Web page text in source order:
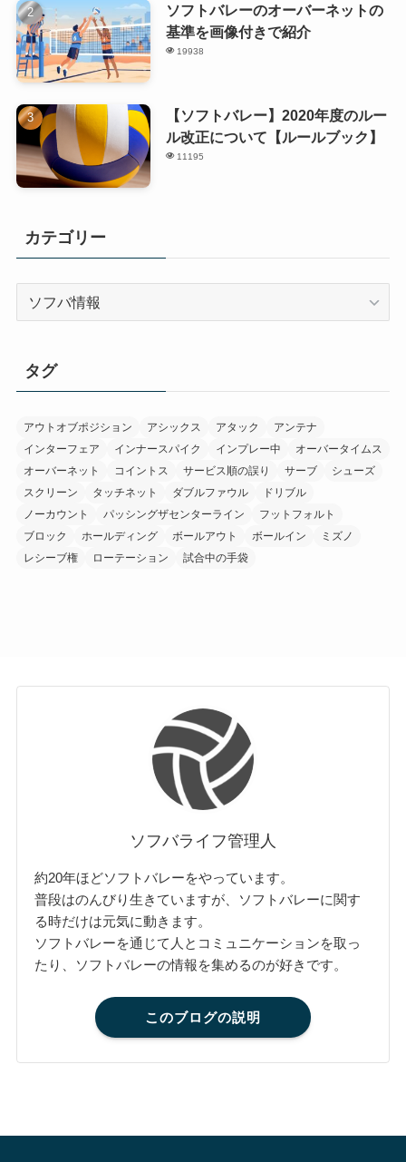
ソフトバレーのオーバーネットの
基準を画像付きで紹介
19938
【ソフトバレー】2020年度のルー
ル改正について【ルールブック】
11195
カテゴリー
ー
タグ
アウトオブポジション アシックス アタック
アンテナ
インターフェア
インナースパイク インプレー中
オーバータイムス
オーバーネット
コイントス サービス順の誤り サーブ
シューズ
スクリーン
タッチネット ダブルファウル
ドリブル
ノーカウント
パッシングザセンターライン
フットフォルト
ブロック
ホールディング ボールアウト ボールイン
ミズノ
レシーブ権
ローテーション 試合中の手袋
ソフバライフ管理人
約20年ほどソフトバレーをやっています。
普段はのんびり生きていますが、ソフトバレーに関す
る時だけは元気に動きます。
ソフトバレーを通じて人とコミュニケーションを取っ
たり、ソフトバレーの情報を集めるのが好きです。
このブログの説明